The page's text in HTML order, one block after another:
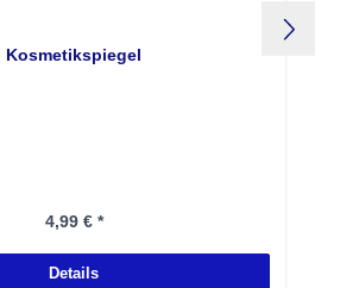
Kosmetikspiegel
Regulärer Preis:
4,99 € *
Details